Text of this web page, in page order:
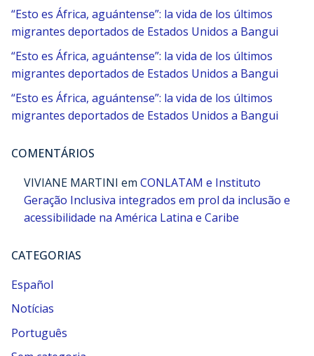
“Esto es África, aguántense”: la vida de los últimos
migrantes deportados de Estados Unidos a Bangui
“Esto es África, aguántense”: la vida de los últimos
migrantes deportados de Estados Unidos a Bangui
“Esto es África, aguántense”: la vida de los últimos
migrantes deportados de Estados Unidos a Bangui
COMENTÁRIOS
VIVIANE MARTINI em CONLATAM e Instituto
Geração Inclusiva integrados em prol da inclusão e
acessibilidade na América Latina e Caribe
CATEGORIAS
Español
Notícias
Português